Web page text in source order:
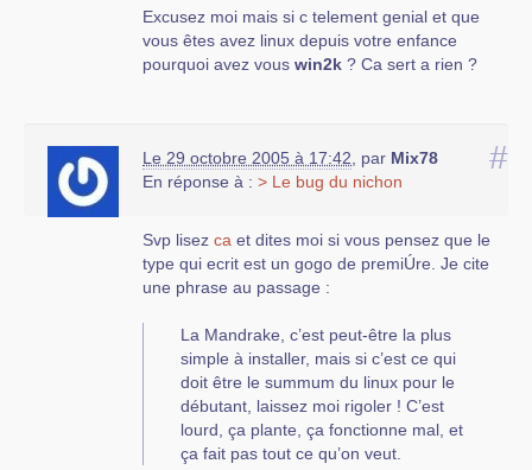
c’est impensables.
Je trouve tout a fait fantastique de pouvoir
bénéficier gratuitement de l’offre logicielle de
parce que je crois que ca va à l’encontre des
interét de la communauté du LL tout simplement
parce que le non informaticien a qui on a dit que
son poste risque fort d’en être dégouté et de ne
pas y revenir tout de suite. Tout ca parque il
n’était pas dans la disponibilité d’esprit adéquate
materiel et de ses habitudes... A qui la faute ? A
ceux qui lui ont repeté que ct sans douleur,
immediat et sans contraintes ! Les gens qui me
bassinent le plus avec ca sont ceux qui ont un
winxp en double boot et utilisent openoffice et
mozilla sous linux et le reste sous windows.
Excusez moi mais si c telement genial et que
vous êtes avez linux depuis votre enfance
pourquoi avez vous win2k ? Ca sert a rien ?
#
Le 29 octobre 2005 à 17:42 par Mix78
En réponse à : > Le bug du nichon
Svp lisez ca et dites moi si vous pensez que le
type qui ecrit est un gogo de premiÚre. Je cite
une phrase au passage :
La Mandrake, c’est peut-être la plus
simple à installer, mais si c’est ce qui
doit être le summum du linux pour le
débutant, laissez moi rigoler ! C’est
lourd, ça plante, ça fonctionne mal, et
ça fait pas tout ce qu’on veut.